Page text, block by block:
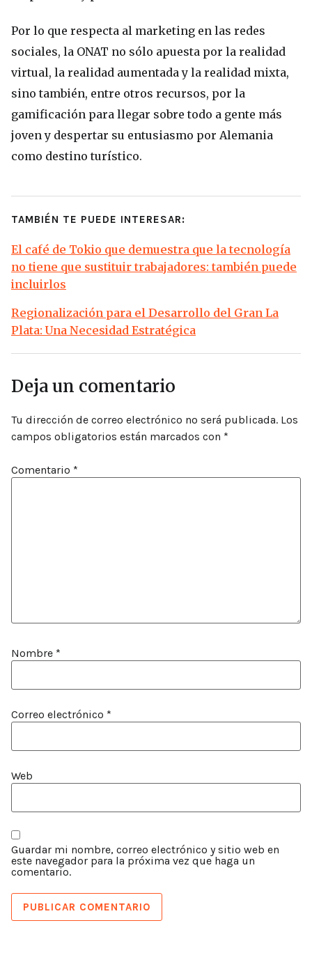
Por lo que respecta al marketing en las redes
sociales, la ONAT no sólo apuesta por la realidad
virtual, la realidad aumentada y la realidad mixta,
sino también, entre otros recursos, por la
gamificación para llegar sobre todo a gente más
joven y despertar su entusiasmo por Alemania
como destino turístico.
TAMBIÉN TE PUEDE INTERESAR:
El café de Tokio que demuestra que la tecnología
no tiene que sustituir trabajadores: también puede
incluirlos
Regionalización para el Desarrollo del Gran La
Plata: Una Necesidad Estratégica
Deja un comentario
Tu dirección de correo electrónico no será publicada. Los
campos obligatorios están marcados con *
Comentario *
Nombre *
Correo electrónico *
Web
Guardar mi nombre, correo electrónico y sitio web en
este navegador para la próxima vez que haga un
comentario.